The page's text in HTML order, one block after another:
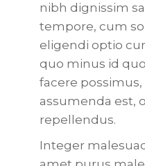
nibh dignissim
tempore, cum
eligendi optio
quo minus id
facere
assumenda est,
repellendus.
Integer